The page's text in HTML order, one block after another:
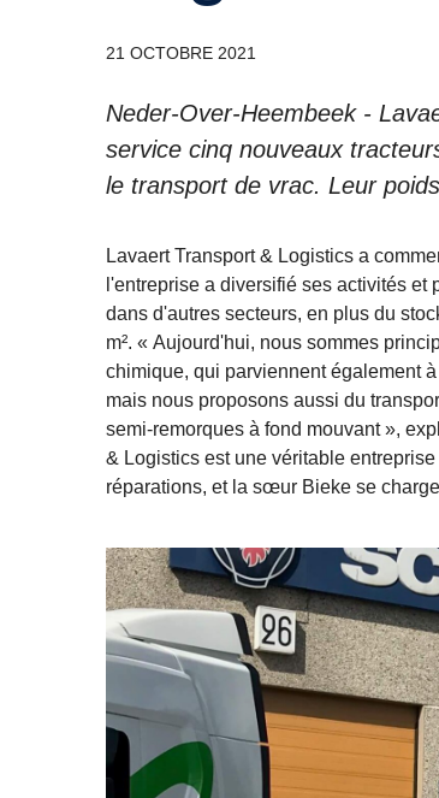
21 OCTOBRE 2021
Neder-Over-Heembeek -
service cinq nouveaux
le transport de vrac. Leur
Lavaert Transport & Logistics a
l'entreprise a diversifié ses activités
dans d'autres secteurs, en plus du
m². « Aujourd'hui, nous sommes
chimique, qui parviennent également
mais nous proposons aussi du
semi-remorques à fond mouvant »,
& Logistics est une véritable
réparations, et la sœur Bieke se